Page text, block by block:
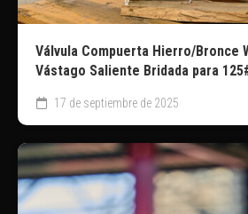
Válvula Compuerta Hierro/Bronce
Vástago Saliente Bridada para
17 de septiembre de 2025